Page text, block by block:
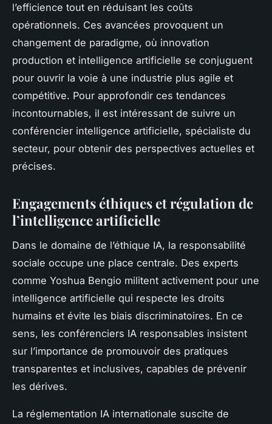
l’efficience tout en réduisant les coûts
opérationnels. Ces avancées provoquent un
changement de paradigme, où innovation
production et intelligence artificielle se conjuguent
pour ouvrir la voie à une industrie plus agile et
compétitive. Pour approfondir ces tendances
incontournables, il est intéressant de suivre un
conférencier intelligence artificielle, spécialiste du
secteur, pour obtenir des perspectives actuelles et
précises.
Engagements éthiques et régulation de
l’intelligence artificielle
Dans le domaine de l’éthique IA, la responsabilité
sociale occupe une place centrale. Des experts
comme Yoshua Bengio militent activement pour une
intelligence artificielle qui respecte les droits
humains et évite les biais discriminatoires. En ce
sens, les conférenciers IA responsables insistent
sur l’importance de promouvoir des pratiques
transparentes et inclusives, capables de prévenir
les dérives.
La réglementation IA internationale suscite de